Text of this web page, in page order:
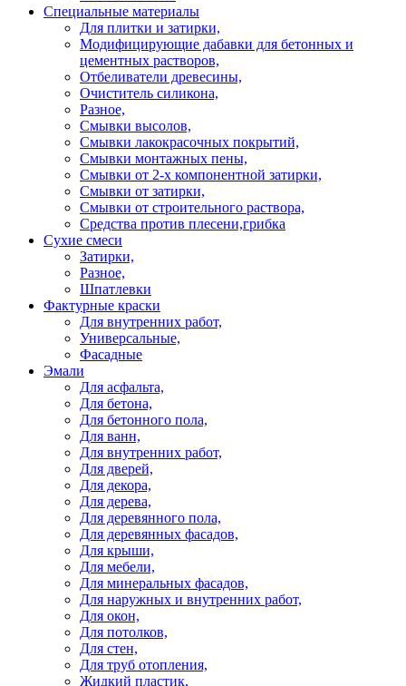
Специальные материалы
Для плитки и затирки,
Модифицирующие дабавки для бетонных и
цементных растворов,
Отбеливатели древесины,
Очиститель силикона,
Разное,
Смывки высолов,
Смывки лакокрасочных покрытий,
Смывки монтажных пены,
Смывки от 2-х компонентной затирки,
Смывки от затирки,
Смывки от строительного раствора,
Средства против плесени,грибка
Сухие смеси
Затирки,
Разное,
Шпатлевки
Фактурные краски
Для внутренних работ,
Универсальные,
Фасадные
Эмали
Для асфальта,
Для бетона,
Для бетонного пола,
Для ванн,
Для внутренних работ,
Для дверей,
Для декора,
Для дерева,
Для деревянного пола,
Для деревянных фасадов,
Для крыши,
Для мебели,
Для минеральных фасадов,
Для наружных и внутренних работ,
Для окон,
Для потолков,
Для стен,
Для труб отопления,
Жидкий пластик,